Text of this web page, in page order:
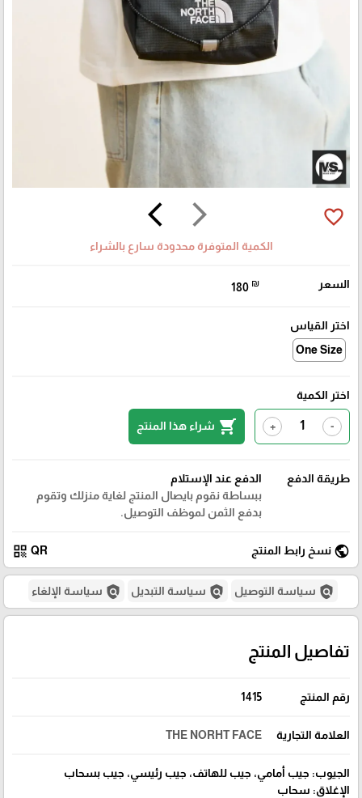
arrow_forward_ios
arrow_back_ios favorite_border
الكمية المتوفرة محدودة سارع بالشراء
السعر 180 ₪
اختر القياس
One Size
اختر الكمية
-
+
shopping_cart شراء هذا المنتج
طريقة الدفع
الدفع عند الإستلام
ببساطة نقوم بايصال المنتج لغاية منزلك وتقوم
بدفع الثمن لموظف التوصيل.
public نسخ رابط المنتج QR
qr_code
policy سياسة التوصيل policy سياسة التبديل policy سياسة الإلغاء
تفاصيل المنتج
رقم المنتج 1415
العلامة التجارية THE NORHT FACE
الجيوب: جيب أمامي، جيب للهاتف، جيب رئيسي، جيب بسحاب
الإغلاق: سحاب